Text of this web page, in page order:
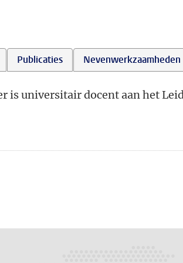
Publicaties Nevenwerkzaamheden
is universitair docent aan het
via Mastodon